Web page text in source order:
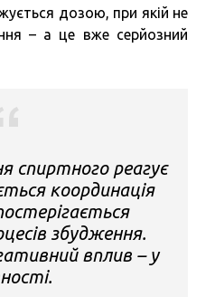
дозою, при якій не
– а це вже серйозний
спиртного реагує
координація
збудження.
вплив – у